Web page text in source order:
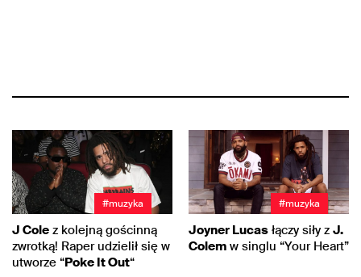
#muzyka
J Cole z kolejną gościnną
zwrotką! Raper udzielił się w
utworze “Poke It Out“
#muzyka
Joyner Lucas łączy siły z J.
Colem w singlu “Your Heart”